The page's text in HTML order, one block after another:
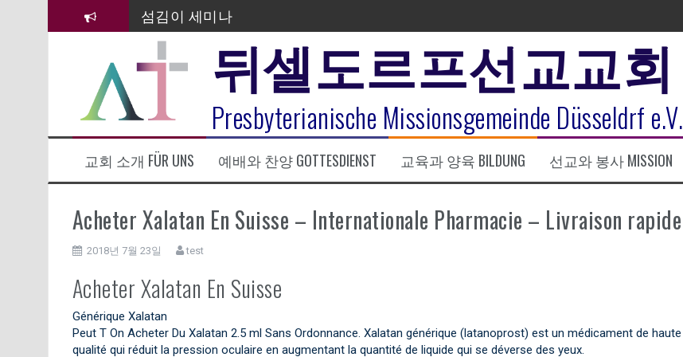
섬김이 세미나
김태희 자매 졸업연주
2023년 어린이 주일 유초등부 발표
라합3 나라 봉헌송
그리스도인의 생활영성 1기 수료식
은퇴사-우선화 권사
뒤셀도르프선교교회
Presbyterianische Missionsgemeinde Düsseldrf e.V.
교회 소개 FÜR UNS 예배와 찬양 GOTTESDIENST 교육과 양육 BILDUNG 선교와 봉사 MISSION
Acheter Xalatan En Suisse – Internationale Pharmacie – Livraison rapide
2018년 7월 23일 test
Acheter Xalatan En Suisse
Générique Xalatan
Peut T On Acheter Du Xalatan 2.5 ml Sans Ordonnance. Xalatan générique (latanoprost) est un médicament de haute
qualité qui réduit la pression oculaire en augmentant la quantité de liquide qui se déverse des yeux.